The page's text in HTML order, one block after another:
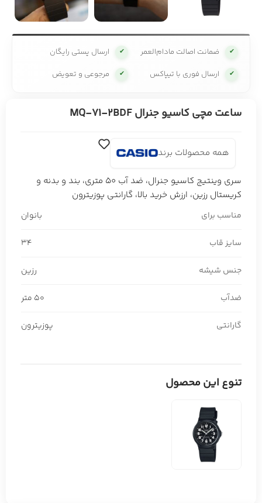
✔ ضمانت اصالت مادام‌العمر ✔ ارسال پستی رایگان
✔ ارسال فوری با تیپاکس ✔ مرجوعی و تعویض
ساعت مچی کاسیو جنرال MQ-71-2BDF
همه محصولات برند
سری وینتیج کاسیو جنرال، ضد آب 50 متری، بند و بدنه و
کریستال رزین، ارزش خرید بالا، گارانتی پوزیترون
مناسب برای بانوان
سایز قاب 34
جنس شیشه رزین
ضدآب 50 متر
گارانتی پوزیترون
تنوع این محصول